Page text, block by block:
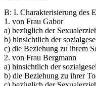
B: I. Charakterisierung des
1. von Frau Gabor
a) bezüglich der
b) hinsichtlich der
c) die Beziehung zu ihrem
2. von Frau Bergmann
a) hinsichtlich der
b) die Beziehung zu ihrer